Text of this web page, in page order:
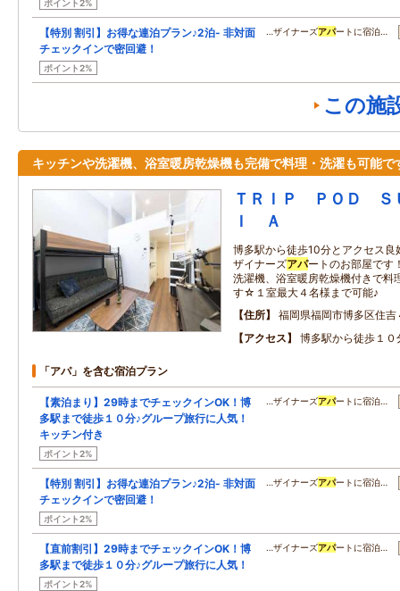
ポイント2%
【特別 割引】お得な連泊プラン♪2泊- 非対面
チェックインで密回避！
ポイント2%
…ザイナーズアパートに宿泊…
この施
キッチンや洗濯機、浴室暖房乾燥機も完備で料理・洗濯も可能で
ＴＲＩＰ ＰＯＤ Ｓ
Ｉ Ａ
博多駅から徒歩10分とアクセス
ザイナーズアパートのお部屋です
洗濯機、浴室暖房乾燥機付きで料
す☆１室最大４名様まで可能♪
住所
福岡県福岡市博多区住
アクセス
博多駅から徒歩１０
「アパ」を含む宿泊プラン
【素泊まり】29時までチェックインOK！博
多駅まで徒歩１０分♪グループ旅行に人気！
キッチン付き
ポイント2%
…ザイナーズアパートに宿泊…
【特別 割引】お得な連泊プラン♪2泊- 非対面
チェックインで密回避！
ポイント2%
…ザイナーズアパートに宿泊…
【直前割引】29時までチェックインOK！博
多駅まで徒歩１０分♪グループ旅行に人気！
ポイント2%
…ザイナーズアパートに宿泊…